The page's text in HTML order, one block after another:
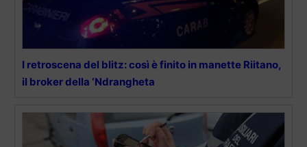
I retroscena del blitz: così è finito in manette Riitano,
il broker della ‘Ndrangheta